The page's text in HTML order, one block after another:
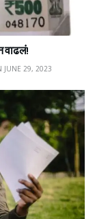
वाढलं!
JUNE 29, 2023